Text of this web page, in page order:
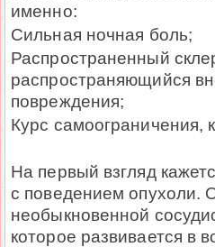
именно:
Сильная ночная боль;
Распространенный
распространяющийся
повреждения;
Курс самоограничения,
На первый взгляд
с поведением опухоли.
необыкновен­ной
которое развивается в